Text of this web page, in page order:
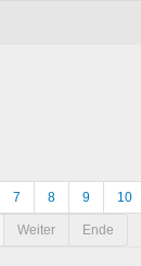
7 8 9 10
Weiter Ende